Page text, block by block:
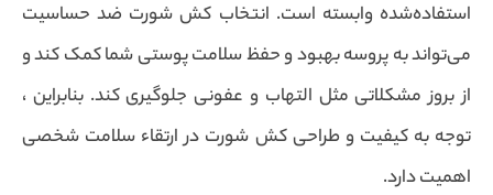
استفاده‌شده وابسته است. انتخاب کش شورت ضد حساسیت
می‌تواند به پروسه بهبود و حفظ سلامت پوستی شما کمک کند و
از بروز مشکلاتی مثل التهاب و عفونی جلوگیری کند. بنابراین ،
توجه به کیفیت و طراحی کش شورت در ارتقاء سلامت شخصی
اهمیت دارد.